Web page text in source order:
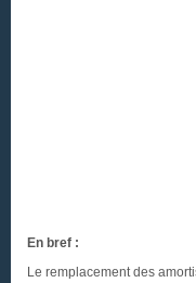
En bref :
Le remplacement des